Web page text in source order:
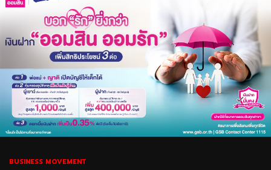
BUSINESS MOVEMENT